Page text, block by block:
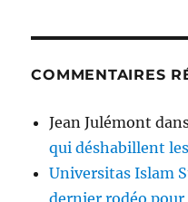
COMMENTAIRES
Jean Julémont
qui déshabillent
Universitas Islam